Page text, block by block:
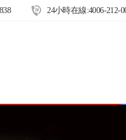
24小時在線:4006-212-